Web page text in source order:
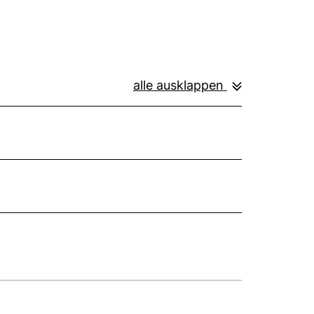
alle ausklappen